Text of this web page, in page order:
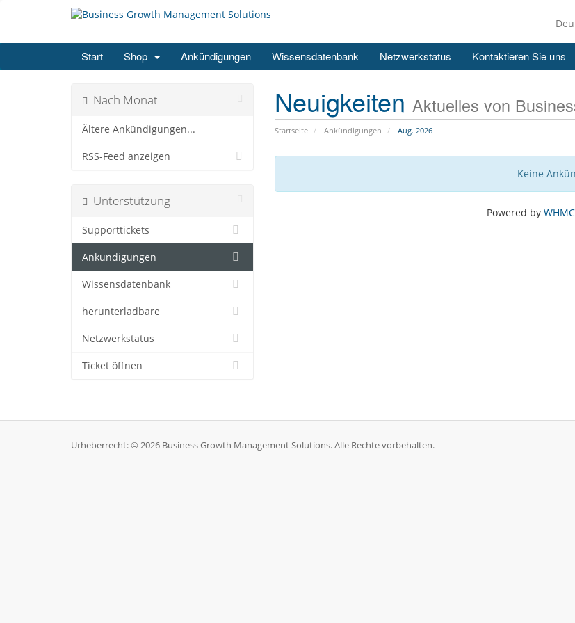
Start Shop Ankündigungen Wissensdatenbank Netzwerkstatus Kontaktieren Sie uns
Neuigkeiten Aktuelles von
Startseite Ankündigungen Aug. 2026
Nach Monat
Ältere Ankündigungen...
RSS-Feed anzeigen
Keine
Powered by
Unterstützung
Supporttickets
Ankündigungen
Wissensdatenbank
herunterladbare
Netzwerkstatus
Ticket öffnen
Urheberrecht: © 2026 Business Growth Management Solutions. Alle Rechte vorbehalten.